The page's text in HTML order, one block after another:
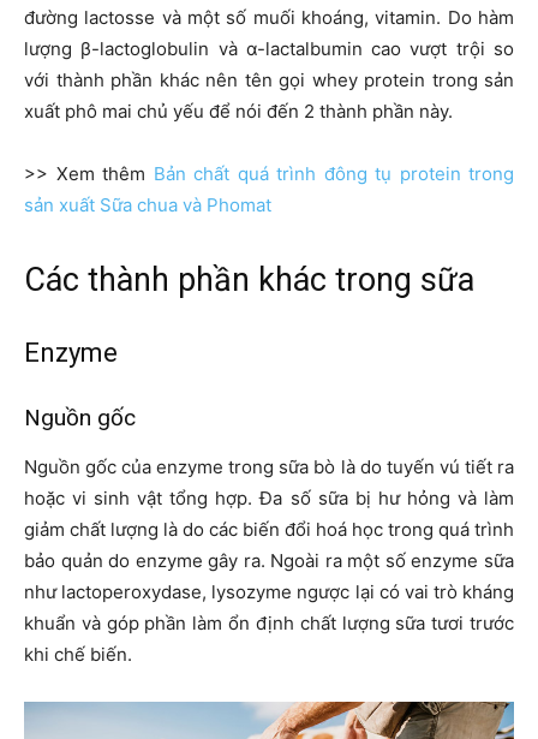
đường lactosse và một số muối khoáng, vitamin. Do hàm
lượng β-lactoglobulin và α-lactalbumin cao vượt trội so
với thành phần khác nên tên gọi whey protein trong sản
xuất phô mai chủ yếu để nói đến 2 thành phần này.
>> Xem thêm Bản chất quá trình đông tụ protein trong
sản xuất Sữa chua và Phomat
Các thành phần khác trong sữa
Enzyme
Nguồn gốc
Nguồn gốc của enzyme trong sữa bò là do tuyến vú tiết ra
hoặc vi sinh vật tổng hợp. Đa số sữa bị hư hỏng và làm
giảm chất lượng là do các biến đổi hoá học trong quá trình
bảo quản do enzyme gây ra. Ngoài ra một số enzyme sữa
như lactoperoxydase, lysozyme ngược lại có vai trò kháng
khuẩn và góp phần làm ổn định chất lượng sữa tươi trước
khi chế biến.